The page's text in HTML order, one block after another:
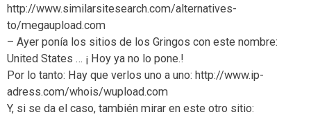
http://www.similarsitesearch.com/alternatives-
to/megaupload.com
– Ayer ponía los sitios de los Gringos con este nombre:
United States … ¡ Hoy ya no lo pone.!
Por lo tanto: Hay que verlos uno a uno: http://www.ip-
adress.com/whois/wupload.com
Y, si se da el caso, también mirar en este otro sitio: